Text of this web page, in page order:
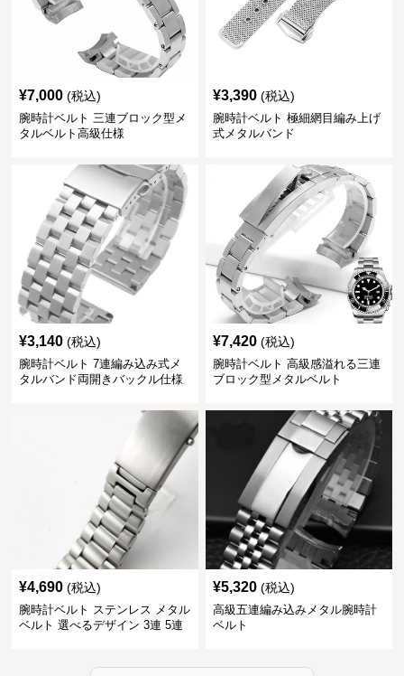
¥7,000 (税込)
腕時計ベルト 三連ブロック型メ
タルベルト高級仕様
¥3,390 (税込)
腕時計ベルト 極細網目編み上げ
式メタルバンド
¥3,140 (税込)
腕時計ベルト 7連編み込み式メ
タルバンド両開きバックル仕様
¥7,420 (税込)
腕時計ベルト 高級感溢れる三連
ブロック型メタルベルト
¥4,690 (税込)
腕時計ベルト ステンレス メタル
ベルト 選べるデザイン 3連 5連
¥5,320 (税込)
高級五連編み込みメタル腕時計
ベルト